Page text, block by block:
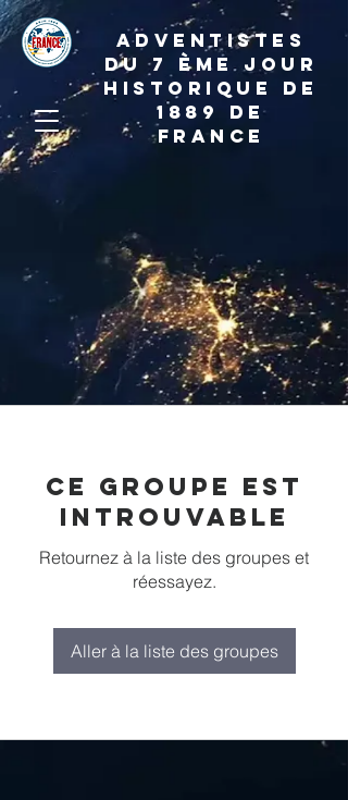
ADVENTISTES
DU 7 ème JOUR
HISTORIQUE DE
1889 de
france
Ce groupe est
introuvable
Retournez à la liste des groupes et
réessayez.
Aller à la liste des groupes